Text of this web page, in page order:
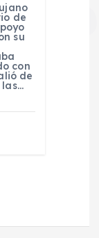
de
su
con
de
las…